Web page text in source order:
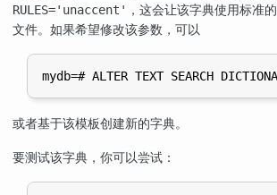
RULES='unaccent' ，这会让该字典使用标准的
文件。如果希望修改该参数，可以
或者基于该模板创建新的字典。
要测试该字典，你可以尝试：